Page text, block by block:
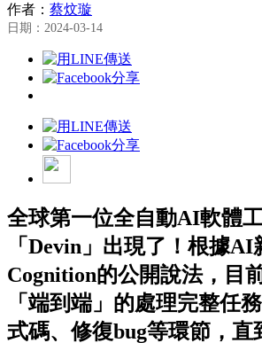
作者： 蔡炆璇
日期：2024-03-14
全球第一位全自動AI軟體
「Devin」出現了！根據AI
Cognition的公開說法，目
「端到端」的處理完整任
式碼、修復bug等環節，直